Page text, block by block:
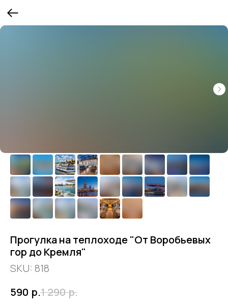
Прогулка на теплоходе "От Воробьевых
гор до Кремля"
SKU: 818
590 р.1 290 р.